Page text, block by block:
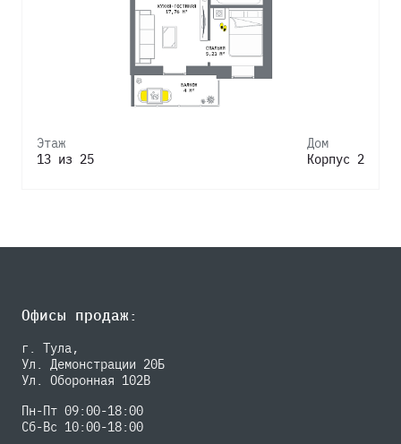
Этаж
13 из 25
Дом
Корпус 2
Офисы продаж:
г. Тула,
Ул. Демонстрации 20Б
Ул. Оборонная 102В
Пн-Пт 09:00-18:00
Сб-Вс 10:00-18:00